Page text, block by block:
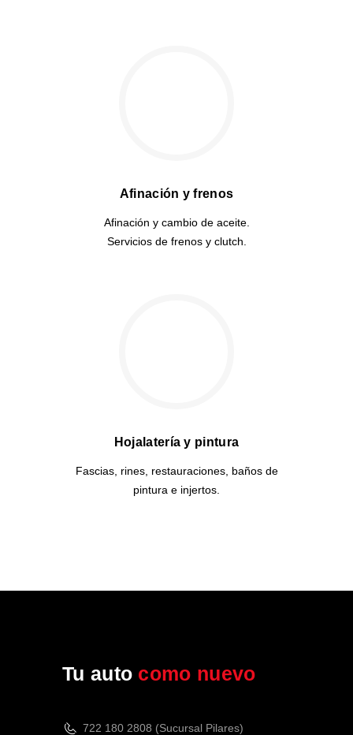
Afinación y frenos
Afinación y cambio de aceite.
Servicios de frenos y clutch.
Hojalatería y pintura
Fascias, rines, restauraciones, baños de
pintura e injertos.
Tu auto como nuevo
722 180 2808 (Sucursal Pilares)